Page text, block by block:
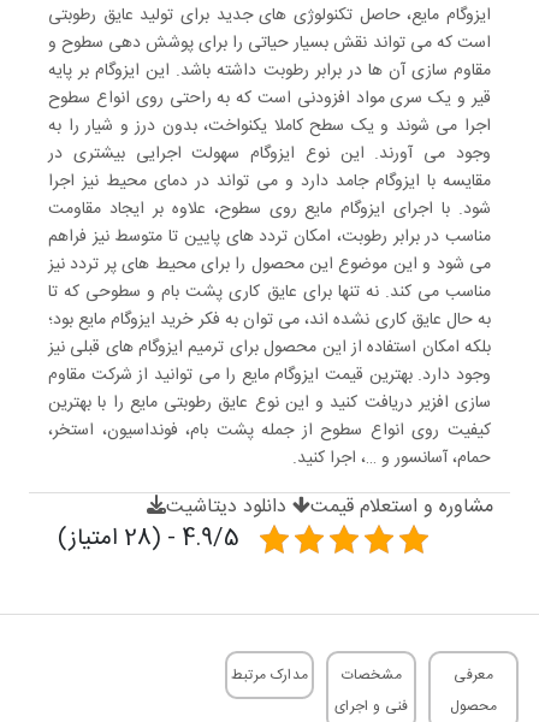
ایزوگام مایع، حاصل تکنولوژی‌ های جدید برای تولید عایق رطوبتی
است که می‌ تواند نقش بسیار حیاتی را برای پوشش‌ دهی سطوح و
مقاوم سازی آن‌ ها در برابر رطوبت داشته باشد. این ایزوگام بر پایه
قیر و یک سری مواد افزودنی است که به راحتی روی انواع سطوح
اجرا می‌ شوند و یک سطح کاملا یکنواخت، بدون درز و شیار را به
وجود می‌ آورند. این نوع ایزوگام سهولت اجرایی بیشتری در
مقایسه با ایزوگام جامد دارد و می‌ تواند در دمای محیط نیز اجرا
شود. با اجرای ایزوگام مایع روی سطوح، علاوه بر ایجاد مقاومت
مناسب در برابر رطوبت، امکان تردد های پایین تا متوسط نیز فراهم
می‌ شود و این موضوع این محصول را برای محیط‌ های پر تردد نیز
مناسب می‌ کند. نه تنها برای عایق کاری پشت بام و سطوحی که تا
به حال عایق کاری نشده‌ اند، می‌ توان به فکر خرید ایزوگام مایع بود؛
بلکه امکان استفاده از این محصول برای ترمیم ایزوگام‌ های قبلی نیز
وجود دارد. بهترین قیمت ایزوگام مایع را می‌ توانید از شرکت مقاوم
سازی افزیر دریافت کنید و این نوع عایق رطوبتی مایع را با بهترین
کیفیت روی انواع سطوح از جمله پشت بام، فونداسیون، استخر،
حمام، آسانسور و …، اجرا کنید.
مشاوره و استعلام قیمت دانلود دیتاشیت
4.9/5 - (28 امتیاز)
معرفی
محصول
مشخصات
فنی و اجرای
مدارک مرتبط